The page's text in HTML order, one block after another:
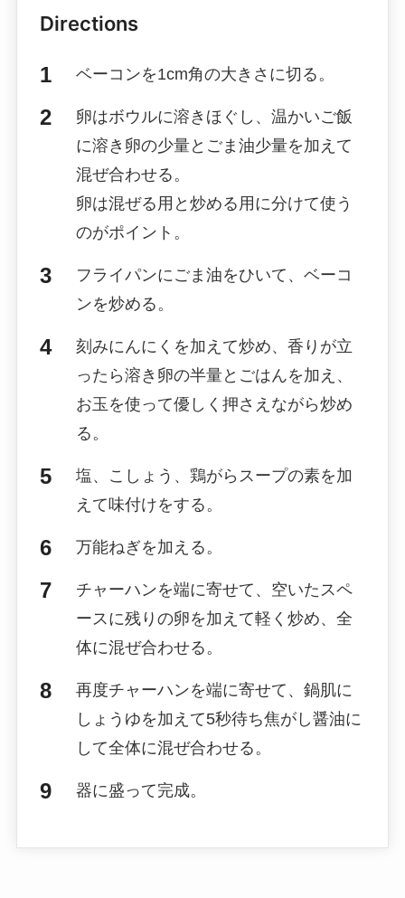
Directions
ベーコンを1cm角の大きさに切る。
卵はボウルに溶きほぐし、温かいご飯
に溶き卵の少量とごま油少量を加えて
混ぜ合わせる。
卵は混ぜる用と炒める用に分けて使う
のがポイント。
フライパンにごま油をひいて、ベーコ
ンを炒める。
刻みにんにくを加えて炒め、香りが立
ったら溶き卵の半量とごはんを加え、
お玉を使って優しく押さえながら炒め
る。
塩、こしょう、鶏がらスープの素を加
えて味付けをする。
万能ねぎを加える。
チャーハンを端に寄せて、空いたスペ
ースに残りの卵を加えて軽く炒め、全
体に混ぜ合わせる。
再度チャーハンを端に寄せて、鍋肌に
しょうゆを加えて5秒待ち焦がし醤油に
して全体に混ぜ合わせる。
器に盛って完成。